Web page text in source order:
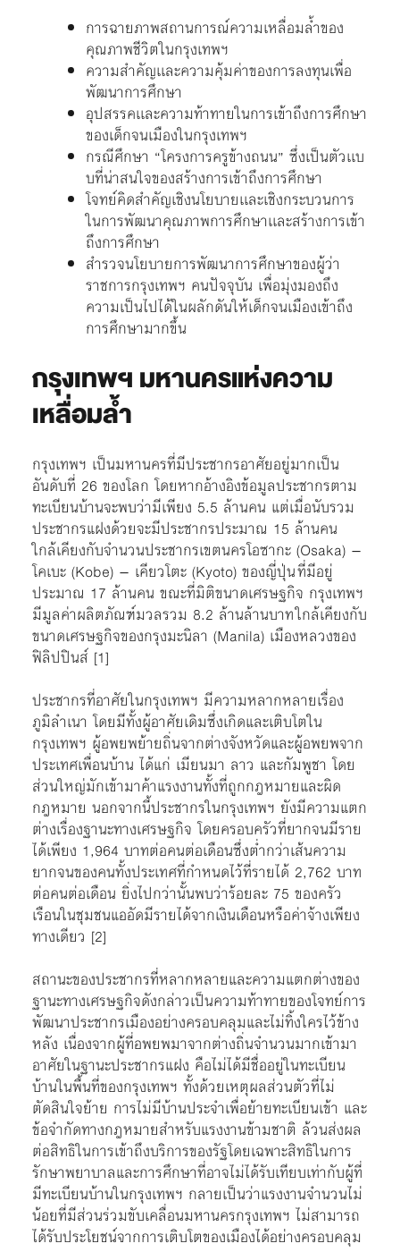
การฉายภาพสถานการณ์ความเหลื่อมล้ำของ
คุณภาพชีวิตในกรุงเทพฯ
ความสำคัญเเละความคุ้มค่าของการลงทุนเพื่อ
พัฒนาการศึกษา
อุปสรรคเเละความท้าทายในการเข้าถึงการศึกษา
ของเด็กจนเมืองในกรุงเทพฯ
กรณีศึกษา “โครงการครูข้างถนน” ซึ่งเป็นตัวเเบ
บที่น่าสนใจของสร้างการเข้าถึงการศึกษา
โจทย์คิดสำคัญเชิงนโยบายเเละเชิงกระบวนการ
ในการพัฒนาคุณภาพการศึกษาเเละสร้างการเข้า
ถึงการศึกษา
สำรวจนโยบายการพัฒนาการศึกษาของผู้ว่า
ราชการกรุงเทพฯ คนปัจจุบัน เพื่อมุ่งมองถึง
ความเป็นไปได้ในผลักดันให้เด็กจนเมืองเข้าถึง
การศึกษามากขึ้น
กรุงเทพฯ มหานครแห่งความ
เหลื่อมล้ำ
กรุงเทพฯ เป็นมหานครที่มีประชากรอาศัยอยู่มากเป็น
อันดับที่ 26 ของโลก โดยหากอ้างอิงข้อมูลประชากรตาม
ทะเบียนบ้านจะพบว่ามีเพียง 5.5 ล้านคน แต่เมื่อนับรวม
ประชากรแฝงด้วยจะมีประชากรประมาณ 15 ล้านคน
ใกล้เคียงกับจำนวนประชากรเขตนครโอซากะ (Osaka) –
โคเบะ (Kobe) – เคียวโตะ (Kyoto) ของญี่ปุ่น ที่มีอยู่
ประมาณ 17 ล้านคน ขณะที่มิติขนาดเศรษฐกิจ กรุงเทพฯ
มีมูลค่าผลิตภัณฑ์มวลรวม 8.2 ล้านล้านบาท ใกล้เคียงกับ
ขนาดเศรษฐกิจของกรุงมะนิลา (Manila) เมืองหลวงของ
ฟิลิปปินส์ [1]
ประชากรที่อาศัยในกรุงเทพฯ มีความหลากหลายเรื่อง
ภูมิลำเนา โดยมีทั้งผู้อาศัยเดิมซึ่งเกิดและเติบโตใน
กรุงเทพฯ ผู้อพยพย้ายถิ่นจากต่างจังหวัดและผู้อพยพจาก
ประเทศเพื่อนบ้าน ได้แก่ เมียนมา ลาว และกัมพูชา โดย
ส่วนใหญ่มักเข้ามาค้าแรงงานทั้งที่ถูกกฎหมายและผิด
กฎหมาย นอกจากนี้ประชากรในกรุงเทพฯ ยังมีความแตก
ต่างเรื่องฐานะทางเศรษฐกิจ โดยครอบครัวที่ยากจนมีราย
ได้เพียง 1,964 บาทต่อคนต่อเดือนซึ่งต่ำกว่าเส้นความ
ยากจนของคนทั้งประเทศที่กำหนดไว้ที่รายได้ 2,762 บาท
ต่อคนต่อเดือน ยิ่งไปกว่านั้นพบว่าร้อยละ 75 ของครัว
เรือนในชุมชนแออัดมีรายได้จากเงินเดือนหรือค่าจ้างเพียง
ทางเดียว [2]
สถานะของประชากรที่หลากหลายและความแตกต่างของ
ฐานะทางเศรษฐกิจดังกล่าวเป็นความท้าทายของโจทย์การ
พัฒนาประชากรเมืองอย่างครอบคลุมและไม่ทิ้งใครไว้ข้าง
หลัง เนื่องจากผู้ที่อพยพมาจากต่างถิ่นจำนวนมากเข้ามา
อาศัยในฐานะประชากรแฝง คือไม่ได้มีชื่ออยู่ในทะเบียน
บ้านในพื้นที่ของกรุงเทพฯ ทั้งด้วยเหตุผลส่วนตัวที่ไม่
ตัดสินใจย้าย การไม่มีบ้านประจำเพื่อย้ายทะเบียนเข้า และ
ข้อจำกัดทางกฎหมายสำหรับแรงงานข้ามชาติ ล้วนส่งผล
ต่อสิทธิในการเข้าถึงบริการของรัฐโดยเฉพาะสิทธิในการ
รักษาพยาบาลและการศึกษาที่อาจไม่ได้รับเทียบเท่ากับผู้ที่
มีทะเบียนบ้านในกรุงเทพฯ กลายเป็นว่าแรงงานจำนวนไม่
น้อยที่มีส่วนร่วมขับเคลื่อนมหานครกรุงเทพฯ ไม่สามารถ
ได้รับประโยชน์จากการเติบโตของเมืองได้อย่างครอบคลุม